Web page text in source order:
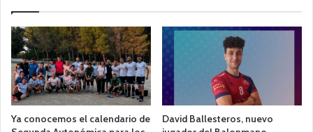
Ya conocemos el calendario de
David Ballesteros, nuevo